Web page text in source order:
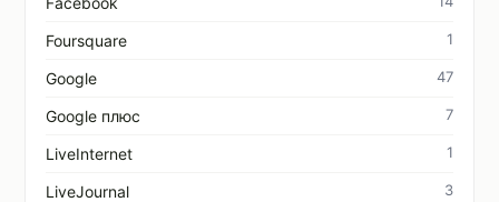
Foursquare 1
Google 47
Google плюс 7
LiveInternet 1
LiveJournal 3